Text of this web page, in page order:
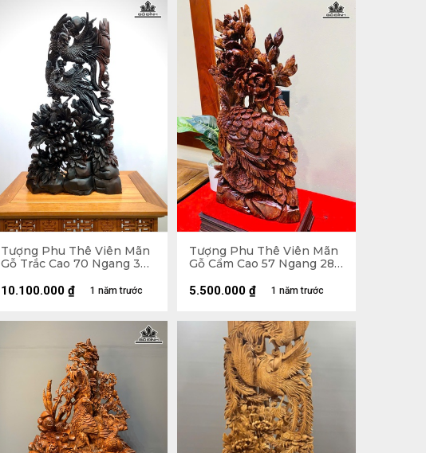
Tượng Phu Thê Viên Mãn
Gỗ Trắc Cao 70 Ngang 39
1 năm trước
10.100.000 ₫
Tượng Phu Thê Viên Mãn
Gỗ Cẩm Cao 57 Ngang 28
1 năm trước
5.500.000 ₫